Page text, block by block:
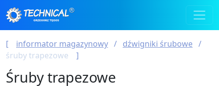
informator magazynowy
dźwigniki śrubowe
śruby trapezowe
Śruby trapezowe